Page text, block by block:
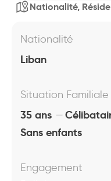
Nationalité,
Nationalité
Liban
Situation Familiale
35 ans
Sans enfants
Engagement